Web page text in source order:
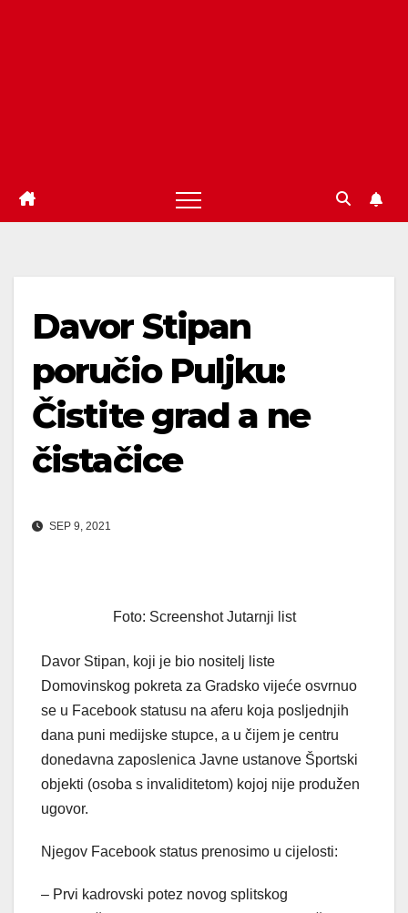
Davor Stipan
poručio Puljku:
Čistite grad a ne
čistačice
SEP 9, 2021
Foto: Screenshot Jutarnji list
Davor Stipan, koji je bio nositelj liste
Domovinskog pokreta za Gradsko vijeće osvrnuo
se u Facebook statusu na aferu koja posljednjih
dana puni medijske stupce, a u čijem je centru
donedavna zaposlenica Javne ustanove Športski
objekti (osoba s invaliditetom) kojoj nije produžen
ugovor.
Njegov Facebook status prenosimo u cijelosti:
– Prvi kadrovski potez novog splitskog